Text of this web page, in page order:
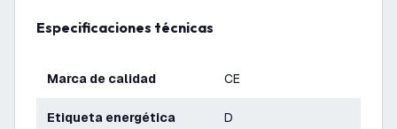
Especificaciones técnicas
Marca de calidad CE
Etiqueta energética D